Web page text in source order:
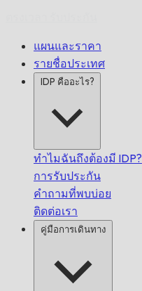
แผนและราคา
รายชื่อประเทศ
IDP คืออะไร?
ทำไมฉันถึงต้องมี IDP?
การรับประกัน
คำถามที่พบบ่อย
ติดต่อเรา
คู่มือการเดินทาง